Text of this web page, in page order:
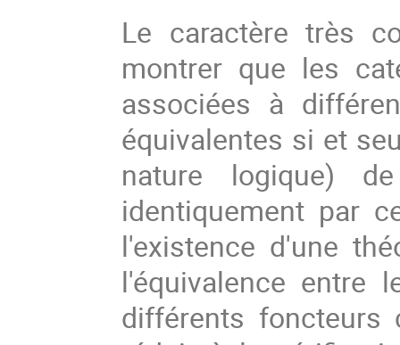
Le caractère très
montrer que les
associées à
équivalentes si et
nature logique)
identiquement par
l'existence d'une
l'équivalence entre
différents foncteurs